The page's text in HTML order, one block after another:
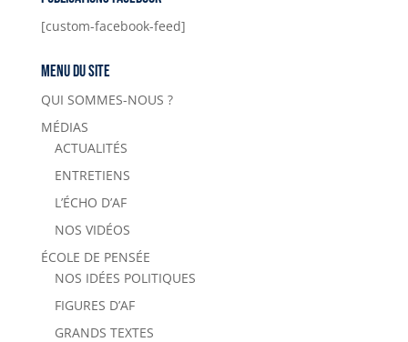
[custom-facebook-feed]
Menu du site
QUI SOMMES-NOUS ?
MÉDIAS
ACTUALITÉS
ENTRETIENS
L’ÉCHO D’AF
NOS VIDÉOS
ÉCOLE DE PENSÉE
NOS IDÉES POLITIQUES
FIGURES D’AF
GRANDS TEXTES